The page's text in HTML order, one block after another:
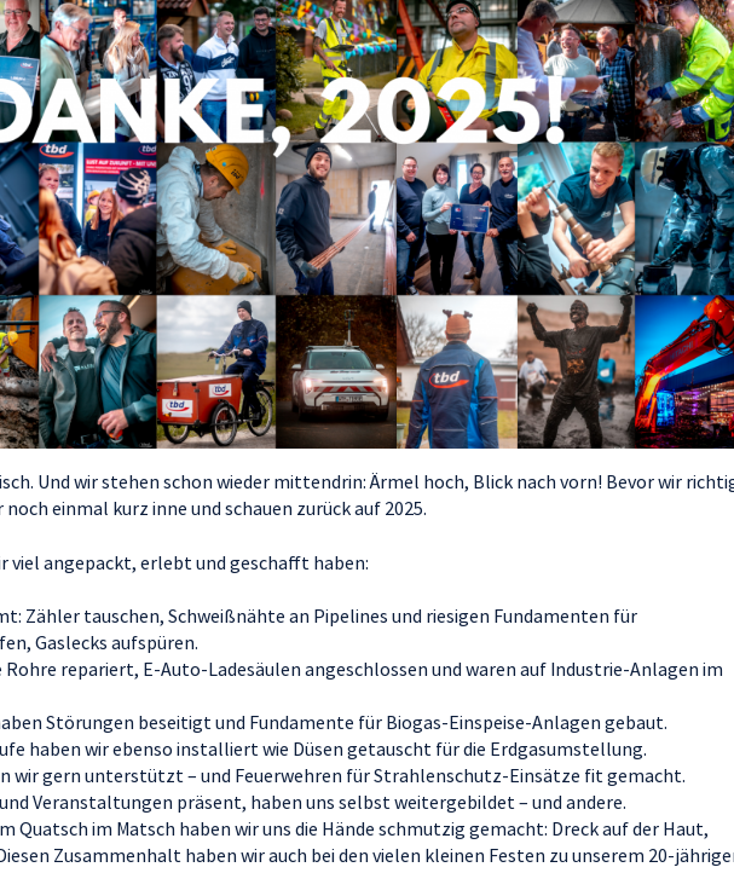
Und wir stehen schon wieder mittendrin: Ärmel hoch, Blick nach vorn! Bevor wir
einmal kurz inne und schauen zurück auf 2025.
viel angepackt, erlebt und geschafft haben:
Zähler tauschen, Schweißnähte an Pipelines und riesigen Fundamenten für
Gaslecks aufspüren.
repariert, E-Auto-Ladesäulen angeschlossen und waren auf Industrie-Anlagen im
Störungen beseitigt und Fundamente für Biogas-Einspeise-Anlagen gebaut.
haben wir ebenso installiert wie Düsen getauscht für die Erdgasumstellung.
wir gern unterstützt – und Feuerwehren für Strahlenschutz-Einsätze fit gemacht.
Veranstaltungen präsent, haben uns selbst weitergebildet – und andere.
Quatsch im Matsch haben wir uns die Hände schmutzig gemacht: Dreck auf der Haut,
Zusammenhalt haben wir auch bei den vielen kleinen Festen zu unserem 20-